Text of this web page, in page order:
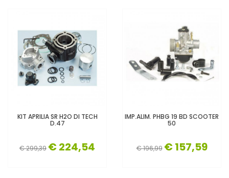
KIT APRILIA SR H2O DI TECH
D.47
€ 299,39 € 224,54
IMP.ALIM. PHBG 19 BD SCOOTER
50
€ 196,99 € 157,59